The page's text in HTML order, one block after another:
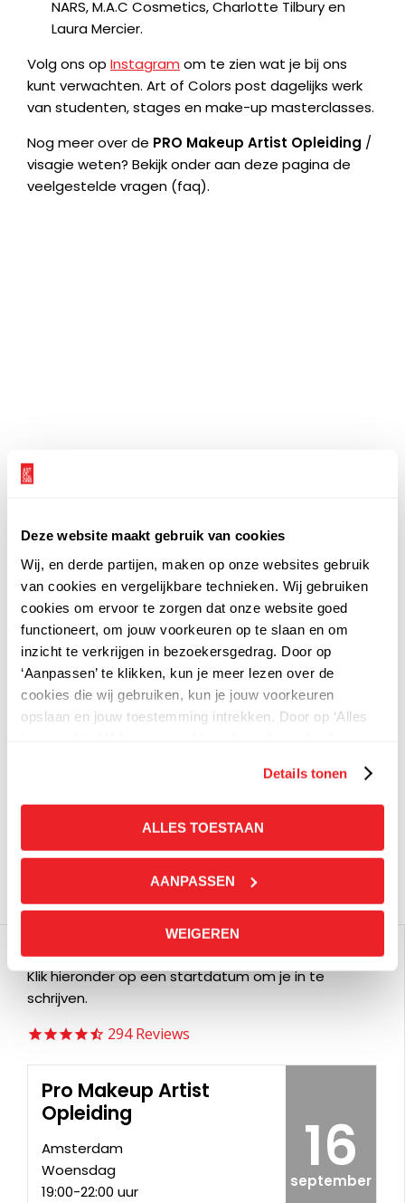
Deze website maakt gebruik van cookies
Wij, en derde partijen, maken op onze websites gebruik
van cookies en vergelijkbare technieken. Wij gebruiken
cookies om ervoor te zorgen dat onze website goed
functioneert, om jouw voorkeuren op te slaan en om
inzicht te verkrijgen in bezoekersgedrag. Door op
‘Aanpassen’ te klikken, kun je meer lezen over de
cookies die wij gebruiken, kun je jouw voorkeuren
opslaan en jouw toestemming intrekken. Door op ‘Alles
Details tonen
ALLES TOESTAAN
AANPASSEN
WEIGEREN
NARS, M.A.C Cosmetics, Charlotte Tilbury en
Laura Mercier.
Volg ons op Instagram om te zien wat je bij ons
kunt verwachten. Art of Colors post dagelijks werk
van studenten, stages en make-up masterclasses.
Nog meer over de PRO Makeup Artist Opleiding /
visagie weten? Bekijk onder aan deze pagina de
veelgestelde vragen (faq).
Startdata & inschrijven
Klik hieronder op een startdatum om je in te
schrijven.
294 Reviews
Pro Makeup Artist
Opleiding
Amsterdam
Woensdag
19:00-22:00 uur
16
september